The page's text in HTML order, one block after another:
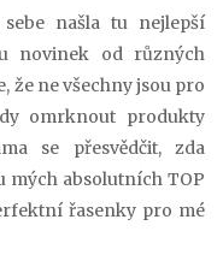
našla tu nejlepší
novinek od různých
že ne všechny jsou pro
omrknout produkty
se přesvědčit, zda
mých absolutních TOP
řasenky pro mé